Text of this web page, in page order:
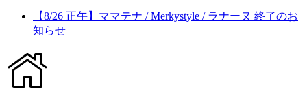
【8/26 正午】ママテナ / Merkystyle / ラナーヌ 終了のお
知らせ